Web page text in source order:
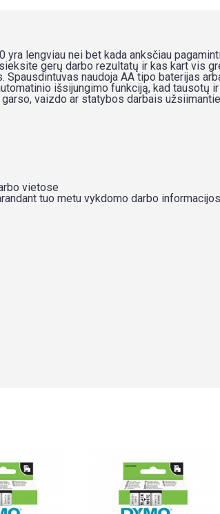
lengviau nei bet kada anksčiau
gerų darbo rezultatų ir kas kart vis
naudoja AA tipo baterijas
išsijungimo funkciją, kad tausotų
vaizdo ar statybos darbais
vietose
tuo metu vykdomo darbo informacijos